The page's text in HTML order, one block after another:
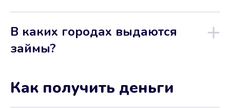
В каких городах выдаются
займы?
Как получить деньги